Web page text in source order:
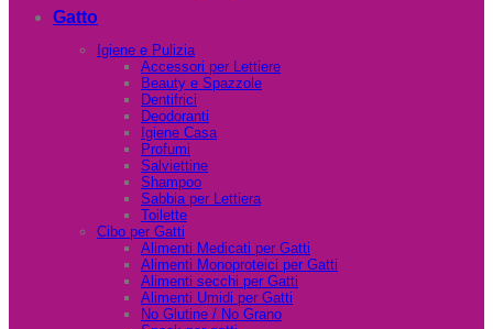
Gatto
Igiene e Pulizia
Accessori per Lettiere
Beauty e Spazzole
Dentifrici
Deodoranti
Igiene Casa
Profumi
Salviettine
Shampoo
Sabbia per Lettiera
Toilette
Cibo per Gatti
Alimenti Medicati per Gatti
Alimenti Monoproteici per Gatti
Alimenti secchi per Gatti
Alimenti Umidi per Gatti
No Glutine / No Grano